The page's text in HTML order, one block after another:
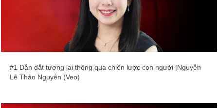
#1 Dẫn dắt tương lai thông qua chiến lược con người |Nguyễn
Lê Thảo Nguyên (Veo)